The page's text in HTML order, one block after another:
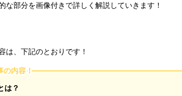
な部分を画像付きで詳しく解説していきます！
は、下記のとおりです！
の内容！
は？